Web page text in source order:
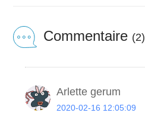
Commentaire (2)
Arlette gerum
2020-02-16 12:05:09